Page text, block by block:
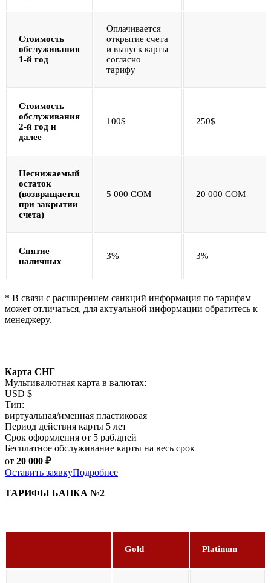
Стоимость
обслуживания
1-й год
Оплачивается
открытие счета
и выпуск карты
согласно
тарифу
Стоимость
обслуживания
2-й год и
далее
100$ 250$
Неснижаемый
остаток
(возвращается
при закрытии
счета)
5 000 COM 20 000 COM
Снятие
наличных
3% 3%
* В связи с расширением санкций информация по тарифам
может отличаться, для актуальной информации обратитесь к
менеджеру.
Карта СНГ
Мультивалютная карта в валютах:
USD $
Тип:
виртуальная/именная пластиковая
Период действия карты 5 лет
Срок оформления от 5 раб.дней
Бесплатное обслуживание карты на весь срок
от 20 000 ₽
Оставить заявкуПодробнее
ТАРИФЫ БАНКА №2
Gold Platinum